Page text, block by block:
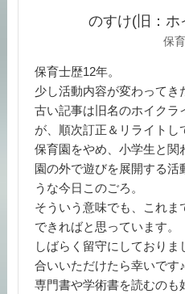
のすけ(旧：ホ
保
保育士歴12年。
少し活動内容が変わってき
古い記事は旧名のホイクラ
が、順次訂正＆リライトし
保育園をやめ、小学生と関
園の外で遊びを展開する活
うな今日このごろ。
そういう意味でも、これま
できればと思っています。
しばらく留守にしておりま
合いいただけたら幸いです♪
専門書や学術書を読むのも